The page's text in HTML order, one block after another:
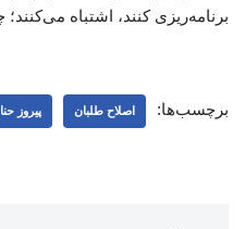
برنامه‌ریزی کنند، اشتباه
برچسب‌ها: اصلاح طلبان پیروز